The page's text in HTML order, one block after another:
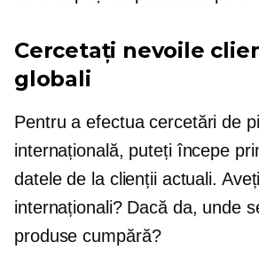
Cercetați nevoile
globali
Pentru a efectua cercetări de
internațională, puteți începe
datele de la clienții actuali.
internaționali? Dacă da, unde
produse cumpără?